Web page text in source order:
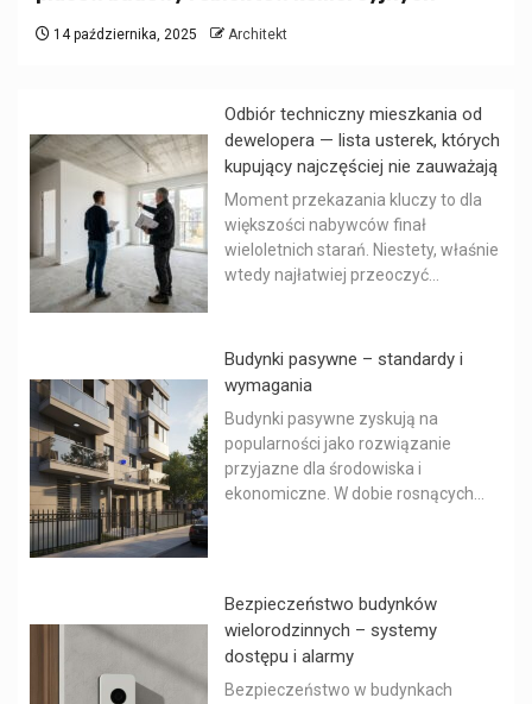
14 października, 2025 Architekt
Odbiór techniczny mieszkania od
dewelopera — lista usterek, których
kupujący najczęściej nie zauważają
Moment przekazania kluczy to dla
większości nabywców finał
wieloletnich starań. Niestety, właśnie
wtedy najłatwiej przeoczyć...
Budynki pasywne – standardy i
wymagania
Budynki pasywne zyskują na
popularności jako rozwiązanie
przyjazne dla środowiska i
ekonomiczne. W dobie rosnących...
Bezpieczeństwo budynków
wielorodzinnych – systemy
dostępu i alarmy
Bezpieczeństwo w budynkach